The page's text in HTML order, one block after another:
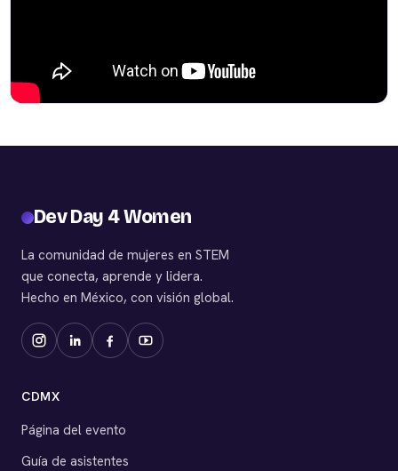
Dev Day 4 Women
La comunidad de mujeres en STEM
que conecta, aprende y lidera.
Hecho en México, con visión global.
CDMX
Página del evento
Guía de asistentes